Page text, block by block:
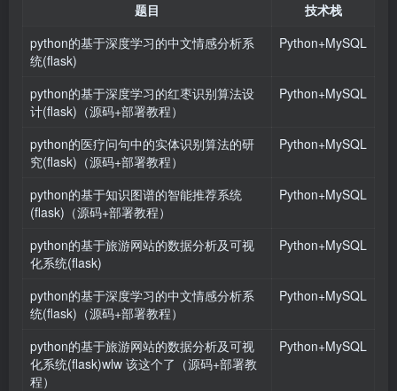
题目
技术栈
python的基于深度学习的中文情感分析系
统(flask)
Python+MySQL
python的基于深度学习的红枣识别算法设
计(flask)（源码+部署教程）
Python+MySQL
python的医疗问句中的实体识别算法的研
究(flask)（源码+部署教程）
Python+MySQL
python的基于知识图谱的智能推荐系统
(flask)（源码+部署教程）
Python+MySQL
python的基于旅游网站的数据分析及可视
化系统(flask)
Python+MySQL
python的基于深度学习的中文情感分析系
统(flask)（源码+部署教程）
Python+MySQL
python的基于旅游网站的数据分析及可视
化系统(flask)wlw 该这个了（源码+部署教
程）
Python+MySQL